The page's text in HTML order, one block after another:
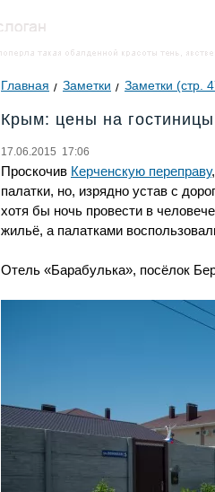
Главная Заметки Заметки (стр.
Крым: цены на
17.06.2015 17:06
Проскочив Керченскую переправу
палатки, но, изрядно устав с
хотя бы ночь провести в
жильё, а палатками
Отель «Барабулька», посёлок